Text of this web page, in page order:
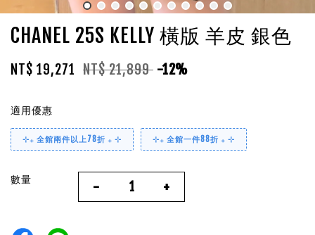
CHANEL 25S KELLY 橫版 羊皮 銀色
NT$ 19,271 NT$ 21,899 -12%
適用優惠
⊹₊ 全館兩件以上78折 ₊ ⊹ ⊹₊ 全館一件88折 ₊ ⊹
數量 - +